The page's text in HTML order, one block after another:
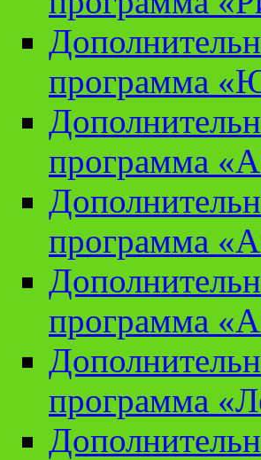
программа
программа
программа
программа
программа